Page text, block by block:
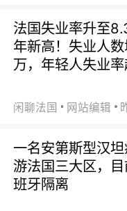
法国失业率升至
年新高！失业人
万，年轻人失业率
闲聊法国 网站编辑
一名安第斯型汉
游法国三大区，
班牙隔离